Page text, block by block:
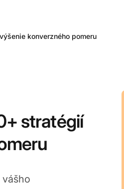
konverzného pomeru
stratégií